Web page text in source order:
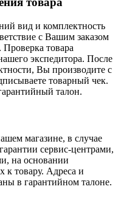
вид и комплектность
с Вашим заказом
товара
экспедитора. После
Вы производите с
товарный чек.
талон.
магазине, в случае
сервис-центрами,
на основании
к товару. Адреса и
в гарантийном талоне.